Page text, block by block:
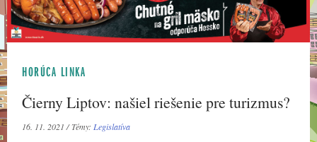
HORÚCA LINKA
Čierny Liptov: našiel riešenie pre turizmus?
16. 11. 2021 / Témy: Legislatíva